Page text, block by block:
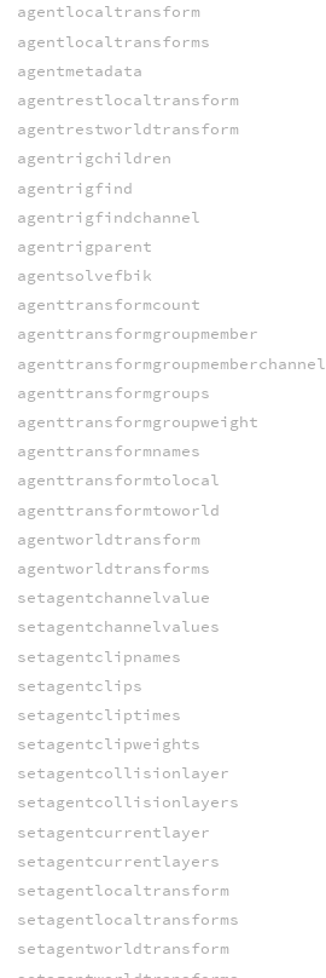
agentlocaltransform
agentlocaltransforms
agentmetadata
agentrestlocaltransform
agentrestworldtransform
agentrigchildren
agentrigfind
agentrigfindchannel
agentrigparent
agentsolvefbik
agenttransformcount
agenttransformgroupmember
agenttransformgroupmemberchannel
agenttransformgroups
agenttransformgroupweight
agenttransformnames
agenttransformtolocal
agenttransformtoworld
agentworldtransform
agentworldtransforms
setagentchannelvalue
setagentchannelvalues
setagentclipnames
setagentclips
setagentcliptimes
setagentclipweights
setagentcollisionlayer
setagentcollisionlayers
setagentcurrentlayer
setagentcurrentlayers
setagentlocaltransform
setagentlocaltransforms
setagentworldtransform